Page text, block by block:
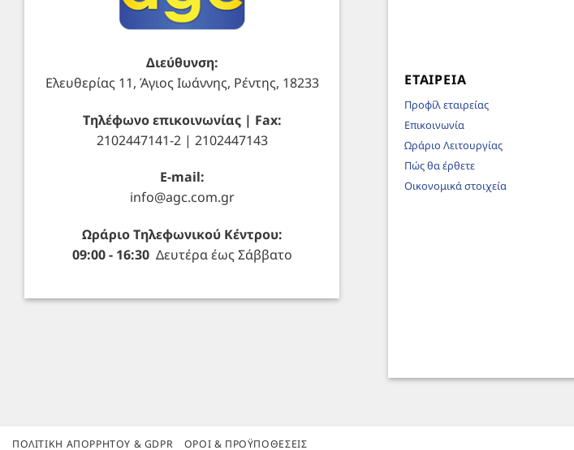
Διεύθυνση:
Ελευθερίας 11, Άγιος Ιωάννης, Ρέντης, 18233
Τηλέφωνο επικοινωνίας | Fax:
2102447141-2 | 2102447143
E-mail:
info@agc.com.gr
Ωράριο Τηλεφωνικού Κέντρου:
09:00 - 16:30Δευτέρα έως Σάββατο
ΕΤΑΙΡΕΊΑ
Προφίλ εταιρείας
Επικοινωνία
Ωράριο Λειτουργίας
Πώς θα έρθετε
Οικονομικά στοιχεία
ΠΟΛΙΤΙΚΉ ΑΠΟΡΡΉΤΟΥ & GDPR ΌΡΟΙ & ΠΡΟΫΠΟΘΈΣΕΙΣ